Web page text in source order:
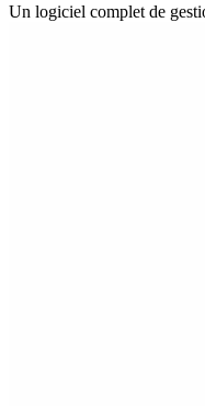
Un logiciel complet de